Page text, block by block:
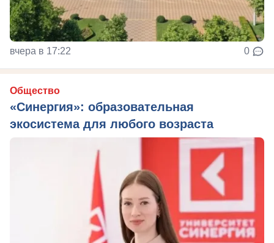
вчера в 17:22 0
Общество
«Синергия»: образовательная
экосистема для любого возраста